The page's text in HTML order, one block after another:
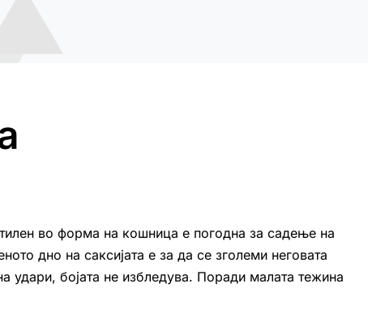
во форма на кошница е погодна за садење на
дно на саксијата е за да се зголеми неговата
удари, бојата не избледува. Поради малата тежина